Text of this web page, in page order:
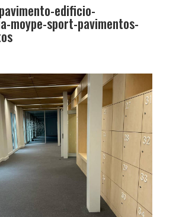
edificio-
moype-sport-pavimentos-